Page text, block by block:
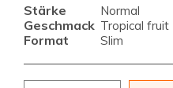
Stärke Normal
Geschmack Tropical fruit
Format Slim